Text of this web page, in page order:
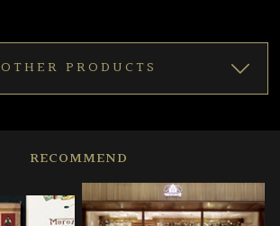
OTHER PRODUCTS
RECOMMEND